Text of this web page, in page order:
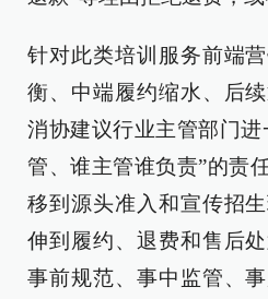
针对此类培训服务前端
衡、中端履约缩水、后
消协建议行业主管部门
管、谁主管谁负责”的责
移到源头准入和宣传招
伸到履约、退费和售后
事前规范、事中监管、